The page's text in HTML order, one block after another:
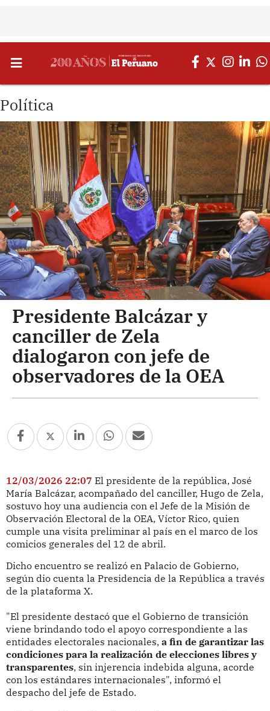
Política
Presidente Balcázar y
canciller de Zela
dialogaron con jefe de
observadores de la OEA
12/03/2026 22:07 El presidente de la república, José
María Balcázar, acompañado del canciller, Hugo de Zela,
sostuvo hoy una audiencia con el Jefe de la Misión de
Observación Electoral de la OEA, Víctor Rico, quien
cumple una visita preliminar al país en el marco de los
comicios generales del 12 de abril.
Dicho encuentro se realizó en Palacio de Gobierno,
según dio cuenta la Presidencia de la República a través
de la plataforma X.
"El presidente destacó que el Gobierno de transición
viene brindando todo el apoyo correspondiente a las
entidades electorales nacionales, a fin de garantizar las
condiciones para la realización de elecciones libres y
transparentes, sin injerencia indebida alguna, acorde
con los estándares internacionales", informó el
despacho del jefe de Estado.